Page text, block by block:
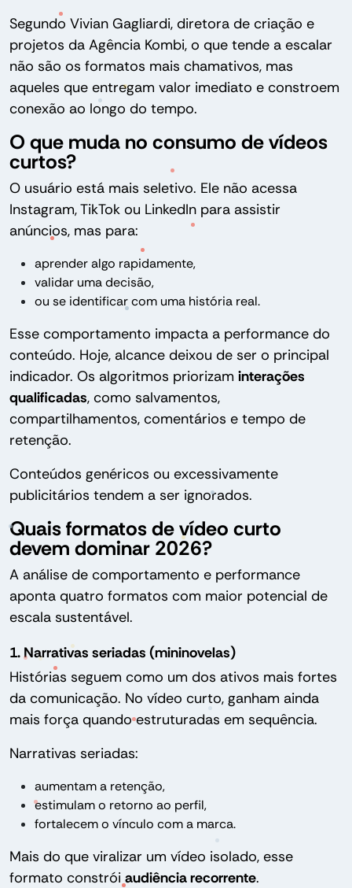
Segundo Vivian Gagliardi, diretora de criação e
projetos da Agência Kombi, o que tende a escalar
não são os formatos mais chamativos, mas
aqueles que entregam valor imediato e constroem
conexão ao longo do tempo.
O que muda no consumo de vídeos
curtos?
O usuário está mais seletivo. Ele não acessa
Instagram, TikTok ou LinkedIn para assistir
anúncios, mas para:
aprender algo rapidamente,
validar uma decisão,
ou se identificar com uma história real.
Esse comportamento impacta a performance do
conteúdo. Hoje, alcance deixou de ser o principal
indicador. Os algoritmos priorizam interações
qualificadas, como salvamentos,
compartilhamentos, comentários e tempo de
retenção.
Conteúdos genéricos ou excessivamente
publicitários tendem a ser ignorados.
Quais formatos de vídeo curto
devem dominar 2026?
A análise de comportamento e performance
aponta quatro formatos com maior potencial de
escala sustentável.
1. Narrativas seriadas (mininovelas)
Histórias seguem como um dos ativos mais fortes
da comunicação. No vídeo curto, ganham ainda
mais força quando estruturadas em sequência.
Narrativas seriadas:
aumentam a retenção,
estimulam o retorno ao perfil,
fortalecem o vínculo com a marca.
Mais do que viralizar um vídeo isolado, esse
formato constrói audiência recorrente.